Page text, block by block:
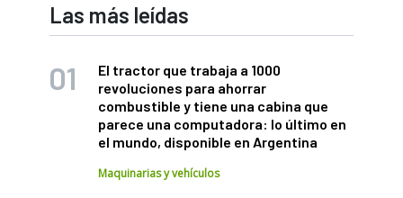
Las más leídas
El tractor que trabaja a 1000
revoluciones para ahorrar
combustible y tiene una cabina que
parece una computadora: lo último en
el mundo, disponible en Argentina
Maquinarias y vehículos